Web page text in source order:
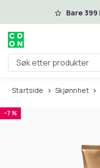
Hopp til Bare
Søk etter produkter
Startside Skjønnhet
-7 %